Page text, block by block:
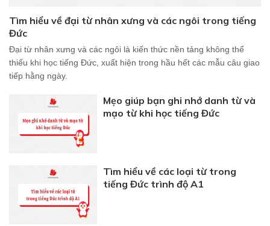
Tìm hiểu về đại từ nhân xưng và các ngôi trong tiếng
Đức
Đại từ nhân xưng và các ngôi là kiến thức nền tảng không thể
thiếu khi học tiếng Đức, xuất hiện trong hầu hết các mẫu câu giao
tiếp hằng ngày.
Mẹo giúp bạn ghi nhớ danh từ và
mạo từ khi học tiếng Đức
Tìm hiểu về các loại từ trong
tiếng Đức trình độ A1